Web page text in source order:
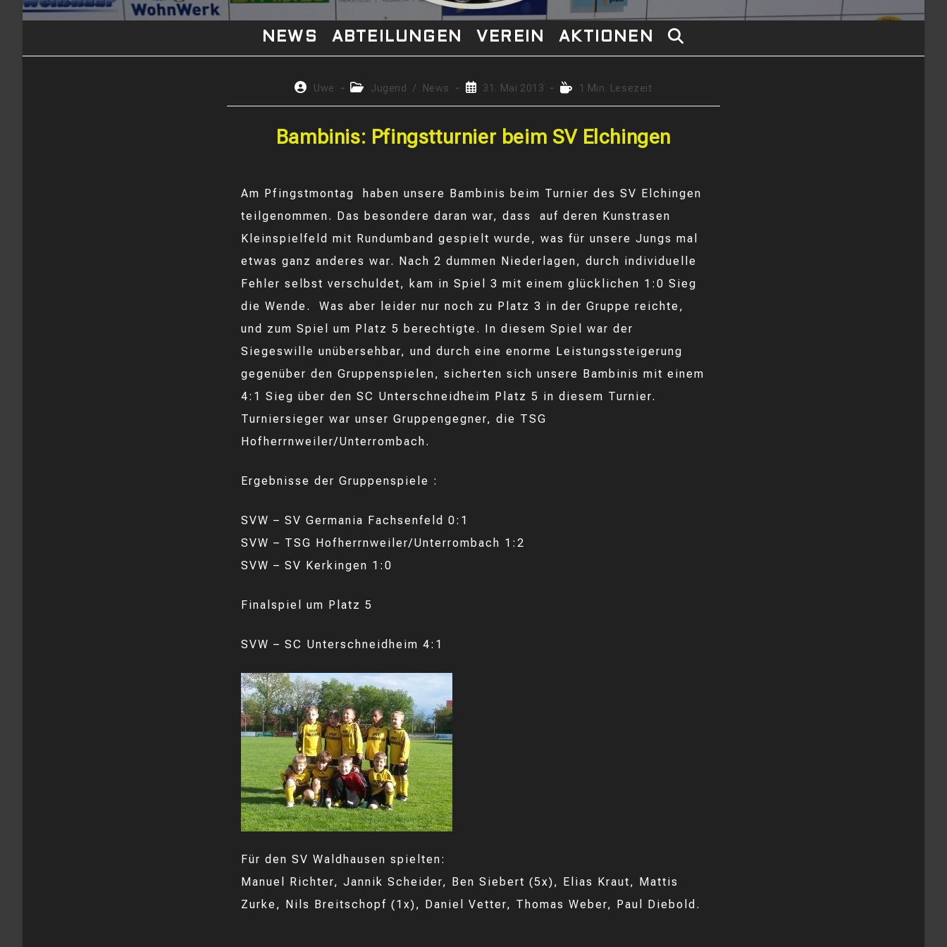
NEWS ABTEILUNGEN VEREIN AKTIONEN WEBSITE-
UMSCHALTEN
Beitrags-
Uwe
Beitrags-
Jugend / News
Beitrag31. Mai 2013 Lesedauer:
1 Min. Lesezeit
Bambinis: Pfingstturnier beim SV Elchingen
Am Pfingstmontag haben unsere Bambinis beim Turnier des SV Elchingen
teilgenommen. Das besondere daran war, dass auf deren Kunstrasen
Kleinspielfeld mit Rundumband gespielt wurde, was für unsere Jungs mal
etwas ganz anderes war. Nach 2 dummen Niederlagen, durch individuelle
Fehler selbst verschuldet, kam in Spiel 3 mit einem glücklichen 1:0 Sieg
die Wende. Was aber leider nur noch zu Platz 3 in der Gruppe reichte,
und zum Spiel um Platz 5 berechtigte. In diesem Spiel war der
Siegeswille unübersehbar, und durch eine enorme Leistungssteigerung
gegenüber den Gruppenspielen, sicherten sich unsere Bambinis mit einem
4:1 Sieg über den SC Unterschneidheim Platz 5 in diesem Turnier.
Turniersieger war unser Gruppengegner, die TSG
Hofherrnweiler/Unterrombach.
Ergebnisse der Gruppenspiele :
SVW – SV Germania Fachsenfeld 0:1
SVW – TSG Hofherrnweiler/Unterrombach 1:2
SVW – SV Kerkingen 1:0
Finalspiel um Platz 5
SVW – SC Unterschneidheim 4:1
Für den SV Waldhausen spielten:
Manuel Richter, Jannik Scheider, Ben Siebert (5x), Elias Kraut, Mattis
Zurke, Nils Breitschopf (1x), Daniel Vetter, Thomas Weber, Paul Diebold.